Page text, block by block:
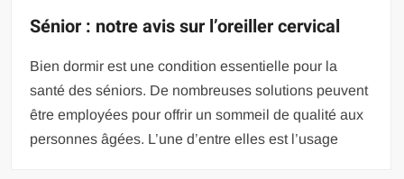
Sénior : notre avis sur l’oreiller cervical
Bien dormir est une condition essentielle pour la
santé des séniors. De nombreuses solutions peuvent
être employées pour offrir un sommeil de qualité aux
personnes âgées. L’une d’entre elles est l’usage